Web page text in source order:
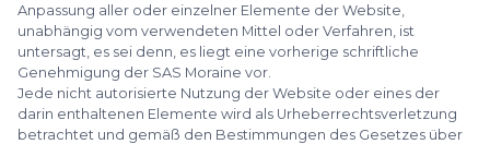
Anpassung aller oder einzelner Elemente der Website,
unabhängig vom verwendeten Mittel oder Verfahren, ist
untersagt, es sei denn, es liegt eine vorherige schriftliche
Genehmigung der SAS Moraine vor.
Jede nicht autorisierte Nutzung der Website oder eines der
darin enthaltenen Elemente wird als Urheberrechtsverletzung
betrachtet und gemäß den Bestimmungen des Gesetzes über